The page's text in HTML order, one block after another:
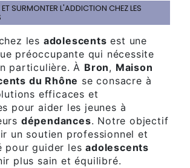
les adolescents est une
préoccupante qui nécessite
particulière. À Bron, Maison
du Rhône se consacre à
efficaces et
pour aider les jeunes à
dépendances. Notre objectif
un soutien professionnel et
pour guider lesadolescents
plus sain et équilibré.